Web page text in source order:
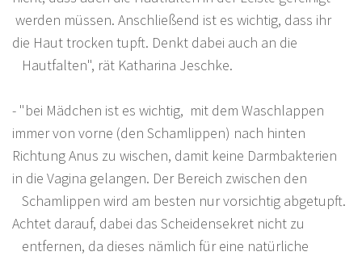
werden müssen. Anschließend ist es wichtig, dass ihr
die Haut trocken tupft. Denkt dabei auch an die
Hautfalten", rät Katharina Jeschke.
- "bei Mädchen ist es wichtig, mit dem Waschlappen
immer von vorne (den Schamlippen) nach hinten
Richtung Anus zu wischen, damit keine Darmbakterien
in die Vagina gelangen. Der Bereich zwischen den
Schamlippen wird am besten nur vorsichtig abgetupft.
Achtet darauf, dabei das Scheidensekret nicht zu
entfernen, da dieses nämlich für eine natürliche